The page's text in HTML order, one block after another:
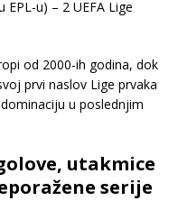
u) – 2 UEFA Lige
od 2000-ih godina, dok
prvi naslov Lige prvaka
u poslednjim
utakmice
serije